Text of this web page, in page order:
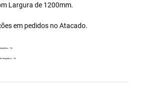
Largura de 1200mm.
em pedidos no Atacado.
– RJ.
Seropédica – RJ.